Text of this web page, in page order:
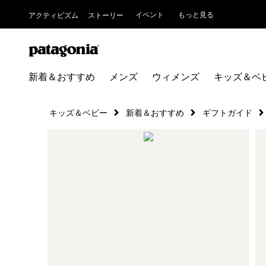
アクティビズム ストーリー イベント もっと見る
新着＆おすすめ メンズ ウィメンズ キッズ＆ベ
キッズ＆ベビー 新着＆おすすめ ギフトガイド